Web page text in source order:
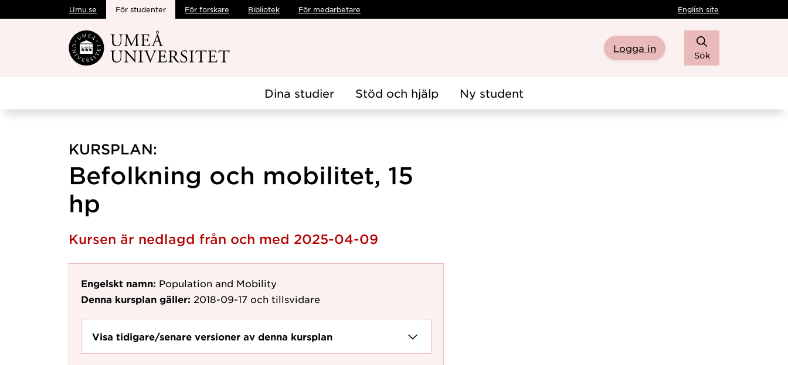
Hoppa direkt till innehållet
Umu.se För studenter För forskare Bibliotek För medarbetare English site
Logga in
Sök
Dina studier Stöd och hjälp Ny student
KURSPLAN:
Befolkning och mobilitet, 15
hp
Kursen är nedlagd från och med 2025-04-09
Engelskt namn: Population and Mobility
Denna kursplan gäller: 2018-09-17 och tillsvidare
Visa tidigare/senare versioner av denna kursplan